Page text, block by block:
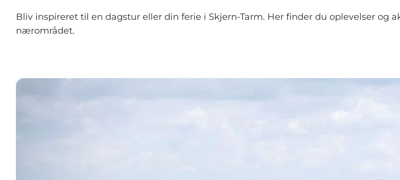
Planlæg din ferie
Bliv inspireret til en dagstur eller din ferie i Skjern-Tarm. Her finder du oplevelser og
nærområdet.